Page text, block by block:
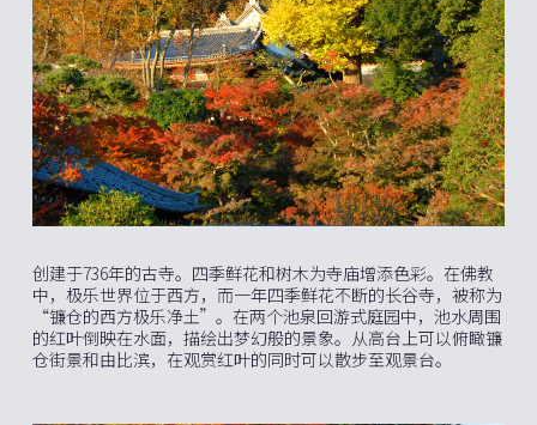
创建于736年的古寺。四季鲜花和树木为寺庙增添色彩。在佛教
中，极乐世界位于西方，而一年四季鲜花不断的长谷寺，被称为
“镰仓的西方极乐净土”。在两个池泉回游式庭园中，池水周围
的红叶倒映在水面，描绘出梦幻般的景象。从高台上可以俯瞰镰
仓街景和由比滨，在观赏红叶的同时可以散步至观景台。